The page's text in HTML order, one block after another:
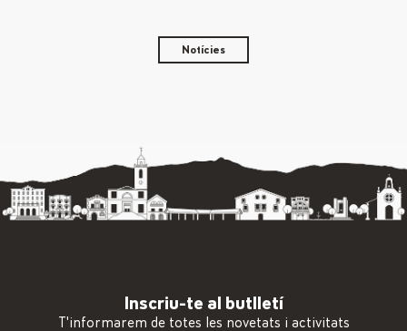
Notícies
Inscriu-te al butlletí
T'informarem de totes les novetats i activitats